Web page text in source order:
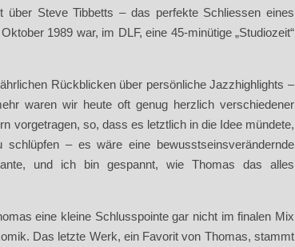
über Steve Tibbetts – das perfekte Schliessen eines
1989 war, im DLF, eine 45-minütige „Studiozeit“
Rückblicken über persönliche Jazzhighlights –
waren wir heute oft genug herzlich verschiedener
vorgetragen, so, dass es letztlich in die Idee mündete,
– es wäre eine bewusstseinsverändernde
und ich bin gespannt, wie Thomas das alles
eine kleine Schlusspointe gar nicht im finalen Mix
Das letzte Werk, ein Favorit von Thomas, stammt